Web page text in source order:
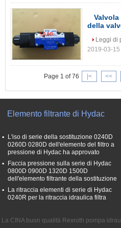
della
Leggi di
2019-03-15
Page 1 of 76 |< <<
Elemento filtrante di Hydac
L'iso di serie della sostituzione 0240D
0260D 0280D dell'elemento del filtro a
pressione di Hydac ha approvato
Faccia pressione sulla serie di Hydac
0800D 0900D 1320D 1500D
dell'elemento filtrante della sostituzione
La ritraccia elementi di serie di Hydac
0240R per la ritraccia idraulica filtra
| La CINA buon qualità Rexroth pompa